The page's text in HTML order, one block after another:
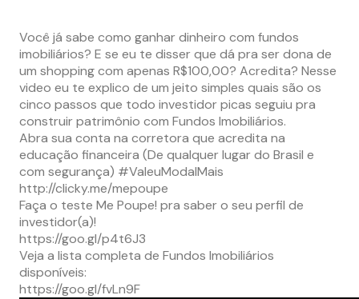
Você já sabe como ganhar dinheiro com fundos
imobiliários? E se eu te disser que dá pra ser dona de
um shopping com apenas R$100,00? Acredita? Nesse
video eu te explico de um jeito simples quais são os
cinco passos que todo investidor picas seguiu pra
construir patrimônio com Fundos Imobiliários.
Abra sua conta na corretora que acredita na
educação financeira (De qualquer lugar do Brasil e
com segurança) #ValeuModalMais
http://clicky.me/mepoupe
Faça o teste Me Poupe! pra saber o seu perfil de
investidor(a)!
https://goo.gl/p4t6J3
Veja a lista completa de Fundos Imobiliários
disponíveis:
https://goo.gl/fvLn9F